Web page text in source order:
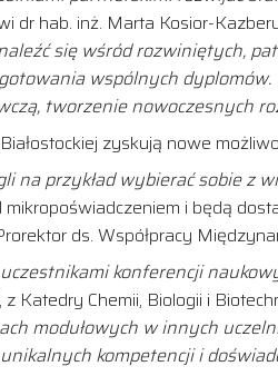
dr hab. inż. Marta Kosior-
się wśród rozwiniętych,
wspólnych
tworzenie nowoczesnych
zyskują nowe
na przykład wybierać sobie
mikropoświadczeniem i będą
ds. Współpracy
konferencji
Katedry Chemii, Biologii i
modułowych w innych
kompetencji i